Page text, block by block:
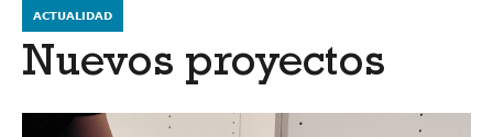
ACTUALIDAD
Nuevos proyectos